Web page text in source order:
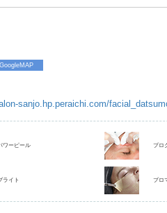
GoogleMAP
ワーピール プロ
ライト プロ